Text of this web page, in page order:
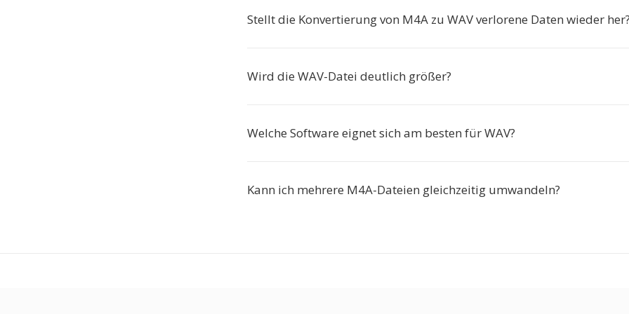
Stellt die Konvertierung von M4A zu WAV verlorene Daten wieder
Wird die WAV-Datei deutlich größer?
Welche Software eignet sich am besten für WAV?
Kann ich mehrere M4A-Dateien gleichzeitig umwandeln?